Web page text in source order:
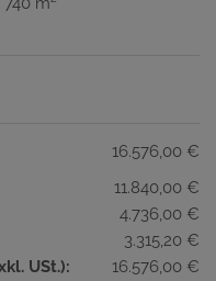
16.576,00 €
11.840,00 €
4.736,00 €
3.315,20 €
USt.):
16.576,00 €